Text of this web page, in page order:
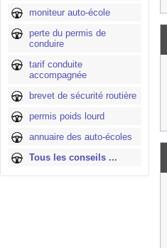
moniteur auto-école
perte du permis de
conduire
tarif conduite
accompagnée
brevet de sécurité routière
permis poids lourd
annuaire des auto-écoles
Tous les conseils ...